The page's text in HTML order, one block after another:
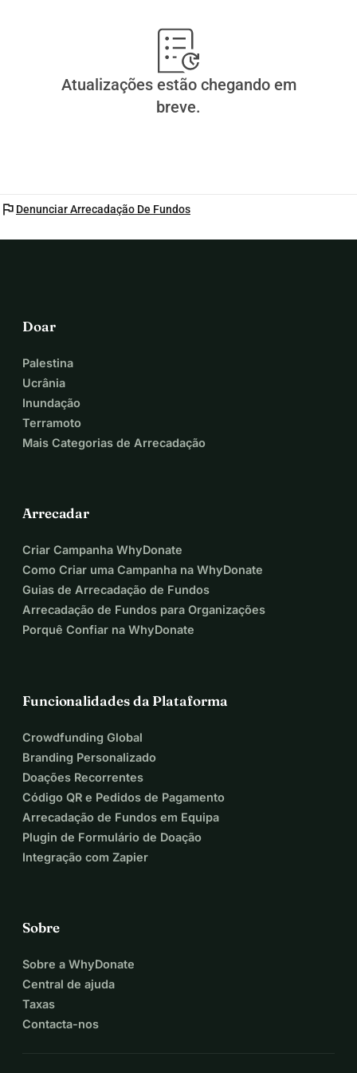
Atualizações estão chegando em
breve.
flag Denunciar Arrecadação De Fundos
Doar
Palestina
Ucrânia
Inundação
Terramoto
Mais Categorias de Arrecadação
Arrecadar
Criar Campanha WhyDonate
Como Criar uma Campanha na WhyDonate
Guias de Arrecadação de Fundos
Arrecadação de Fundos para Organizações
Porquê Confiar na WhyDonate
Funcionalidades da Plataforma
Crowdfunding Global
Branding Personalizado
Doações Recorrentes
Código QR e Pedidos de Pagamento
Arrecadação de Fundos em Equipa
Plugin de Formulário de Doação
Integração com Zapier
Sobre
Sobre a WhyDonate
Central de ajuda
Taxas
Contacta-nos